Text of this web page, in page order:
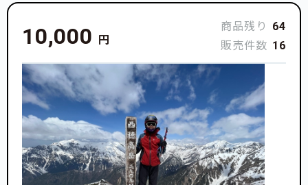
10,000 円
商品残り
64
販売件数 16